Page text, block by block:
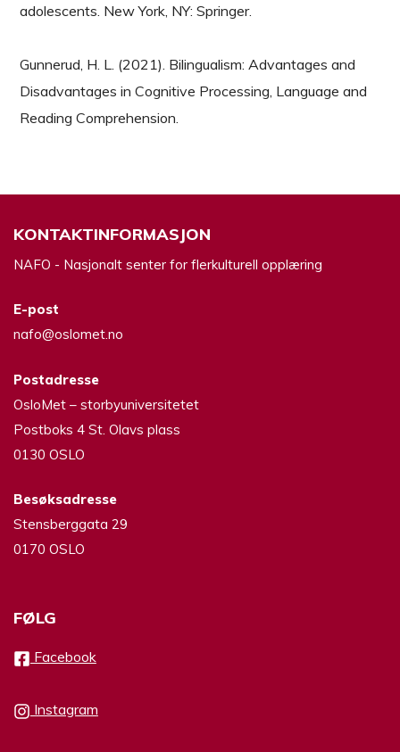
adolescents. New York, NY: Springer.
Gunnerud, H. L. (2021). Bilingualism: Advantages and
Disadvantages in Cognitive Processing, Language and
Reading Comprehension.
KONTAKTINFORMASJON
NAFO - Nasjonalt senter for flerkulturell opplæring
E-post
nafo@oslomet.no
Postadresse
OsloMet – storbyuniversitetet
Postboks 4 St. Olavs plass
0130 OSLO
Besøksadresse
Stensberggata 29
0170 OSLO
FØLG
Facebook
Instagram